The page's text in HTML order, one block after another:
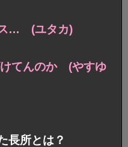
… (ユタカ)
けてんのか (やすゆ
長所とは？